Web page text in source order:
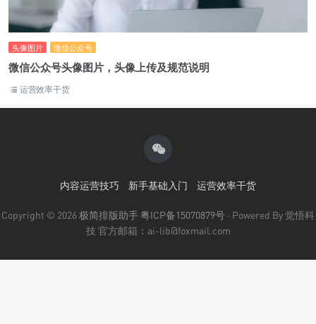
头像图片 微信公众号
微信公众号头像图片，头像上传及规范说明
运营效率干货
内容运营技巧 新手基础入门 运营效率干货
Copyright © 2026极简排版助手粤ICP备15070879号 · Powered By 觉悟科
技 官方邮箱：ai-lib@foxmail.com